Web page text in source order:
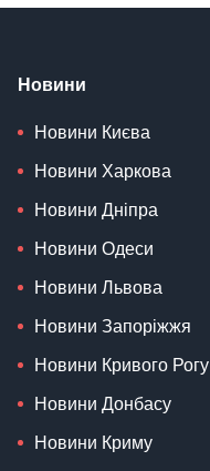
Новини
Новини Києва
Новини Харкова
Новини Дніпра
Новини Одеси
Новини Львова
Новини Запоріжжя
Новини Кривого Рогу
Новини Донбасу
Новини Криму